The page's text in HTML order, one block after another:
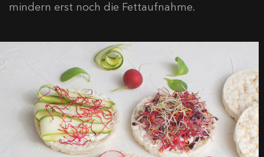
mindern erst noch die Fettaufnahme.